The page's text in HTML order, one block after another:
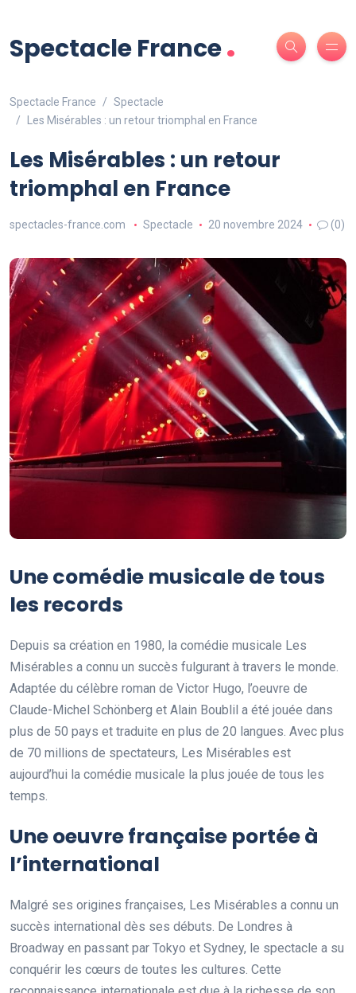
Spectacle France.
Spectacle France
Spectacle
Les Misérables : un retour triomphal en France
Les Misérables : un retour
triomphal en France
spectacles-france.com Spectacle 20 novembre 2024 (0)
Une comédie musicale de tous
les records
Depuis sa création en 1980, la comédie musicale Les
Misérables a connu un succès fulgurant à travers le monde.
Adaptée du célèbre roman de Victor Hugo, l’oeuvre de
Claude-Michel Schönberg et Alain Boublil a été jouée dans
plus de 50 pays et traduite en plus de 20 langues. Avec plus
de 70 millions de spectateurs, Les Misérables est
aujourd’hui la comédie musicale la plus jouée de tous les
temps.
Une oeuvre française portée à
l’international
Malgré ses origines françaises, Les Misérables a connu un
succès international dès ses débuts. De Londres à
Broadway en passant par Tokyo et Sydney, le spectacle a su
conquérir les cœurs de toutes les cultures. Cette